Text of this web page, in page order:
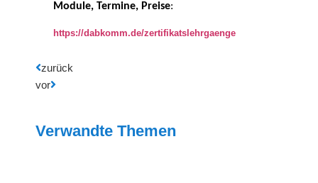
Module, Termine, Preise:
https://dabkomm.de/zertifikatslehrgaenge
zurück
vor
Verwandte Themen